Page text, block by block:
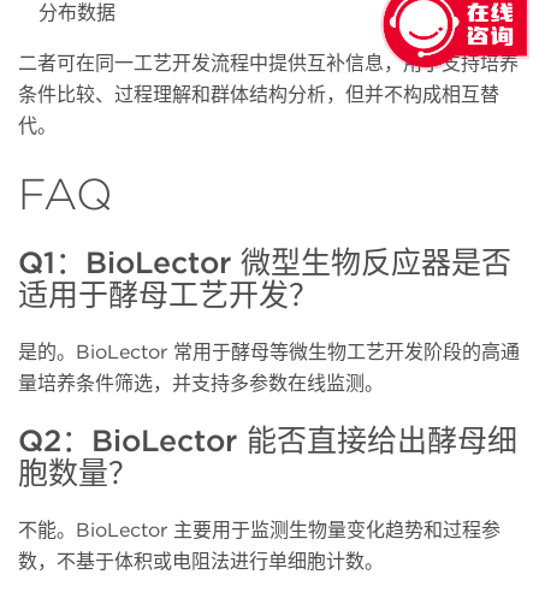
分布数据
二者可在同一工艺开发流程中提供互补信息，用于支持培养
条件比较、过程理解和群体结构分析，但并不构成相互替
代。
FAQ
Q1：BioLector 微型生物反应器是否
适用于酵母工艺开发？
是的。 BioLector 常用于酵母等微生物工艺开发阶段的高通
量培养条件筛选，并支持多参数在线监测。
Q2：BioLector 能否直接给出酵母细
胞数量？
不能。 BioLector 主要用于监测生物量变化趋势和过程参
数，不基于体积或电阻法进行单细胞计数。